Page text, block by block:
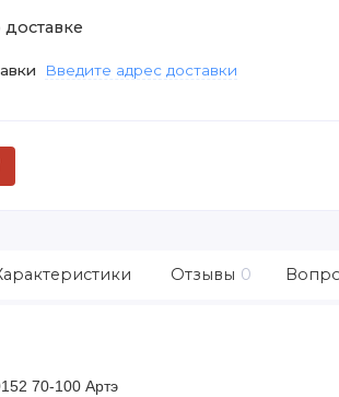
Введите адрес доставки
Отзывы 0
70-100 Артэ